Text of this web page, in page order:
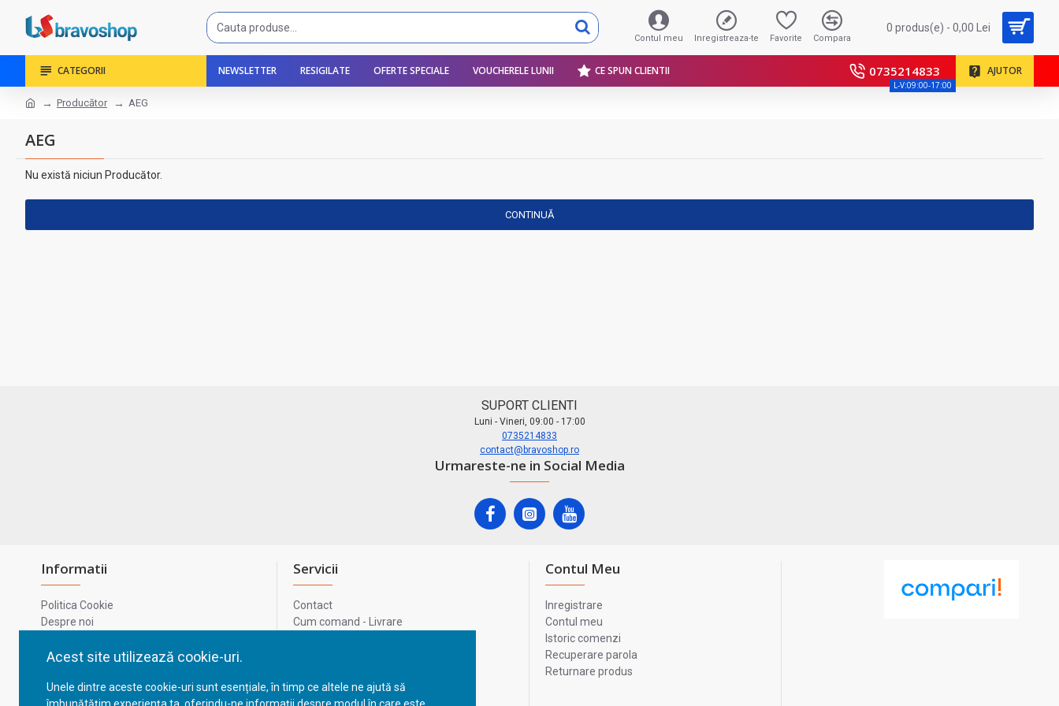
Acest site utilizează cookie-uri.
Unele dintre aceste cookie-uri sunt esențiale, în timp ce altele ne ajută să
Contul meu Inregistreaza-te Favorite Compara
0 produs(e) - 0,00 Lei
CATEGORII NEWSLETTER RESIGILATE OFERTE SPECIALE VOUCHERELE LUNII CE SPUN CLIENTII 0735214833
L-V:09:00-17:00
AJUTOR
Producător AEG
AEG
Nu există niciun Producător.
CONTINUĂ
SUPORT CLIENTI
Luni - Vineri, 09:00 - 17:00
0735214833
contact@bravoshop.ro
Urmareste-ne in Social Media
Informatii
Politica Cookie
Despre noi
Confidentialitate
GDPR - Datele tale
Servicii
Contact
Cum comand - Livrare
ANPC
Contul Meu
Inregistrare
Contul meu
Istoric comenzi
Recuperare parola
Returnare produs